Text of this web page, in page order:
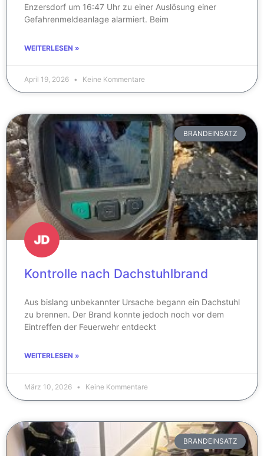
Enzersdorf um 16:47 Uhr zu einer Auslösung einer
Gefahrenmeldeanlage alarmiert. Beim
WEITERLESEN »
April 19, 2026 Keine Kommentare
BRANDEINSATZ
Kontrolle nach Dachstuhlbrand
Aus bislang unbekannter Ursache begann ein Dachstuhl
zu brennen. Der Brand konnte jedoch noch vor dem
Eintreffen der Feuerwehr entdeckt
WEITERLESEN »
März 10, 2026 Keine Kommentare
BRANDEINSATZ